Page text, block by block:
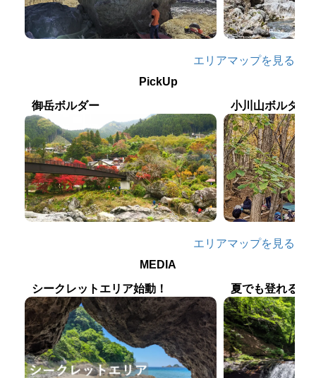
エリアマップを見る
PickUp
御岳ボルダー 小川山ボルダー
エリアマップを見る
MEDIA
シークレットエリア始動！ 夏でも登れるエ